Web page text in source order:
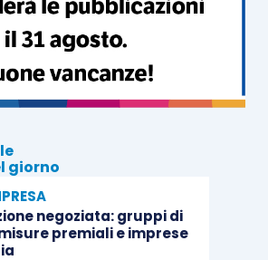
aventi le stesse finalità sociali
istituti, istituiti nella forma di
che rispondono ai requisiti della
alla data del 31.12.2013, per
realizzati su immobili, di loro
ovvero gestiti per conto dei
adibiti ad edilizia residenziale
giorno
negoziata: gruppi di
premiali e imprese